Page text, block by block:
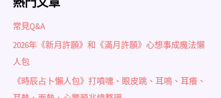
常見Q&A
2026年《新月許願》和《滿月許願》心想事成魔法懶
人包
《時辰占卜懶人包》打噴嚏、眼皮跳、耳鳴、耳癢、